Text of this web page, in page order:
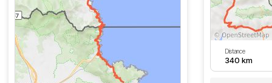
Distance
340 km